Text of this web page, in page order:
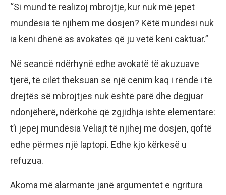
“Si mund të realizoj mbrojtje, kur nuk më jepet
mundësia të njihem me dosjen? Këtë mundësi nuk
ia keni dhënë as avokates që ju vetë keni caktuar.”
Në seancë ndërhynë edhe avokatë të akuzuave
tjerë, të cilët theksuan se një cenim kaq i rëndë i të
drejtës së mbrojtjes nuk është parë dhe dëgjuar
ndonjëherë, ndërkohë që zgjidhja ishte elementare:
t’i jepej mundësia Veliajt të njihej me dosjen, qoftë
edhe përmes një laptopi. Edhe kjo kërkesë u
refuzua.
Akoma më alarmante janë argumentet e ngritura